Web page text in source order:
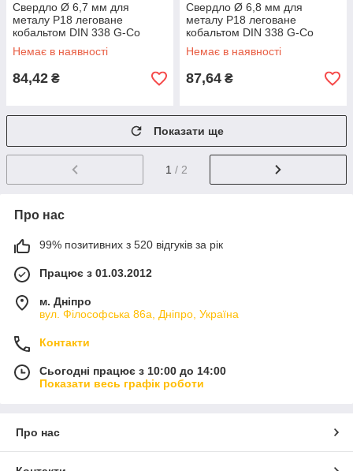
Свердло Ø 6,7 мм для
металу P18 леговане
кобальтом DIN 338 G-Co
Немає в наявності
84,42 ₴
Свердло Ø 6,8 мм для
металу P18 леговане
кобальтом DIN 338 G-Co
Немає в наявності
87,64 ₴
Показати ще
1 / 2
Про нас
99% позитивних з 520 відгуків за рік
Працює з 01.03.2012
м. Дніпро
вул. Філософська 86а, Дніпро, Україна
Контакти
Сьогодні працює з 10:00 до 14:00
Показати весь графік роботи
Про нас